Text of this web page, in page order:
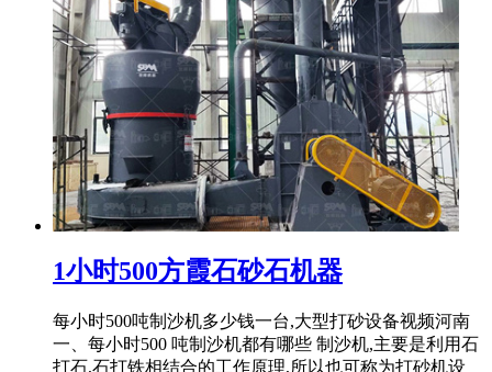
1小时500方霞石砂石机器
每小时500吨制沙机多少钱一台,大型打砂设备视频河南
一、每小时500 吨制沙机都有哪些 制沙机,主要是利用石
打石,石打铁相结合的工作原理,所以也可称为打砂机设